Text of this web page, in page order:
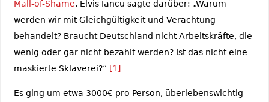
Mall-of-Shame. Elvis Iancu sagte darüber: „Warum
werden wir mit Gleichgültigkeit und Verachtung
behandelt? Braucht Deutschland nicht Arbeitskräfte, die
wenig oder gar nicht bezahlt werden? Ist das nicht eine
maskierte Sklaverei?“ [1]
Es ging um etwa 3000€ pro Person, überlebenswichtig